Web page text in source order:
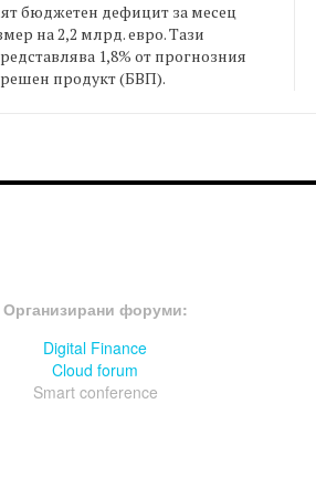
бюджетен дефицит за месец
на 2,2 млрд. евро. Тази
1,8% от прогнозния
продукт (БВП).
Организирани форуми:
Digital Finance
Cloud forum
Smart conference